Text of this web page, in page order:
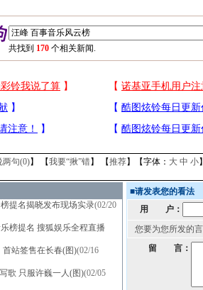
共找到 170 个相关新闻.
两句(0)】 【我要“揪”错】 【推荐】【字体： 大 中 小
提名揭晓发布现场实录(02/20
榜提名 搜狐娱乐全程直播
站签售在长春(图)(02/16
歌 只服许巍一人(图)(02/05
■请发表您的看法
用 户：
您要为您所发的
留 言：